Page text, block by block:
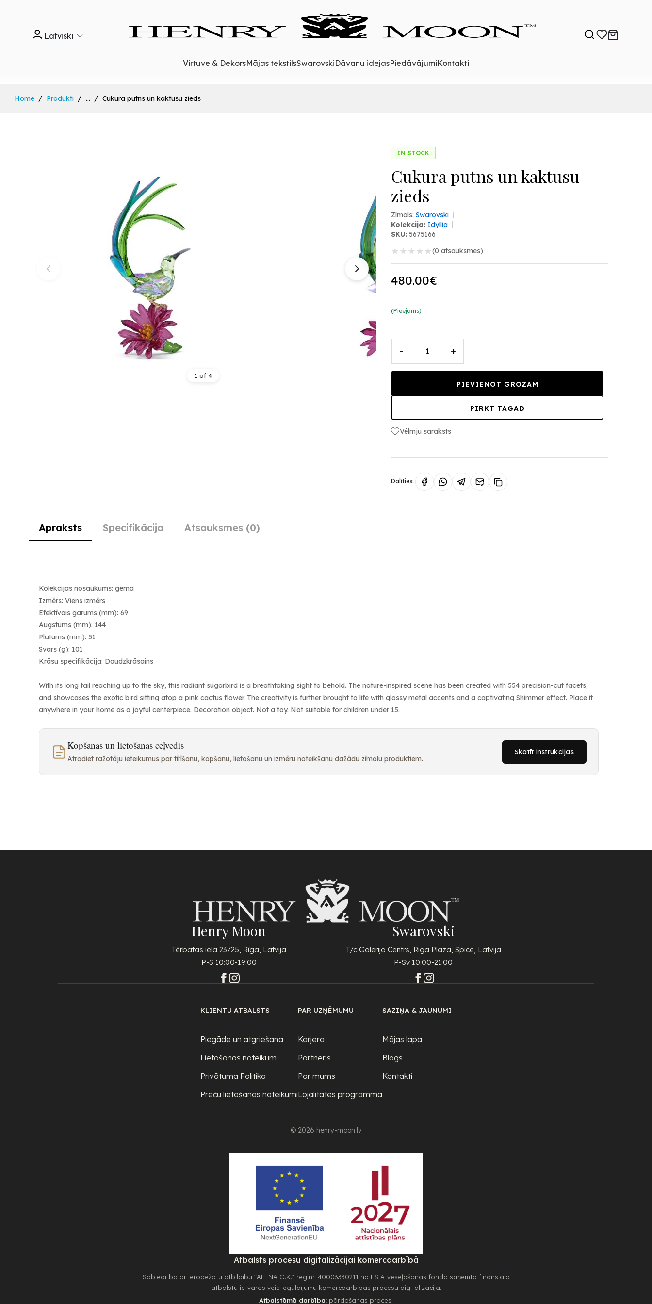
Latviski
Virtuve & DekorsMājas tekstilsSwarovskiDāvanu idejasPiedāvājumiKontakti
Home Produkti ... Cukura putns un kaktusu zieds
1of 4
IN STOCK
Cukura putns un kaktusu
zieds
Zīmols:Swarovski
Kolekcija: Idyllia
SKU: 5675166
★ ★ ★ ★ ★(0 atsauksmes)
480.00€
(Pieejams)
- +
PIEVIENOT GROZAM
PIRKT TAGAD
Vēlmju saraksts
Dalīties:
Apraksts Specifikācija Atsauksmes (0)
Kolekcijas nosaukums: gema
Izmērs: Viens izmērs
Efektīvais garums (mm): 69
Augstums (mm): 144
Platums (mm): 51
Svars (g): 101
Krāsu specifikācija: Daudzkrāsains
With its long tail reaching up to the sky, this radiant sugarbird is a breathtaking sight to behold. The nature-inspired scene has been created with 554 precision-cut facets,
and showcases the exotic bird sitting atop a pink cactus flower. The creativity is further brought to life with glossy metal accents and a captivating Shimmer effect. Place it
anywhere in your home as a joyful centerpiece. Decoration object. Not a toy. Not suitable for children under 15.
Kopšanas un lietošanas ceļvedis
Atrodiet ražotāju ieteikumus par tīrīšanu, kopšanu, lietošanu un izmēru noteikšanu dažādu zīmolu produktiem.
Skatīt instrukcijas
Henry Moon
Tērbatas iela 23/25, Rīga, Latvija
P-S 10:00-19:00
Swarovski
T/c Galerija Centrs, Riga Plaza, Spice, Latvija
P-Sv 10:00-21:00
KLIENTU ATBALSTS
Piegāde un atgriešana
Lietošanas noteikumi
Privātuma Politika
Preču lietošanas noteikumi
PAR UZŅĒMUMU
Karjera
Partneris
Par mums
Lojalitātes programma
SAZIŅA & JAUNUMI
Mājas lapa
Blogs
Kontakti
© 2026 henry-moon.lv
Atbalsts procesu digitalizācijai komercdarbībā
Sabiedrība ar ierobežotu atbildību "ALENA G.K." reg.nr. 40003330211 no ES Atveseļošanas fonda saņemto finansiālo
atbalstu ietvaros veic ieguldījumu komercdarbības procesu digitalizācijā.
Atbalstāmā darbība: pārdošanas procesi